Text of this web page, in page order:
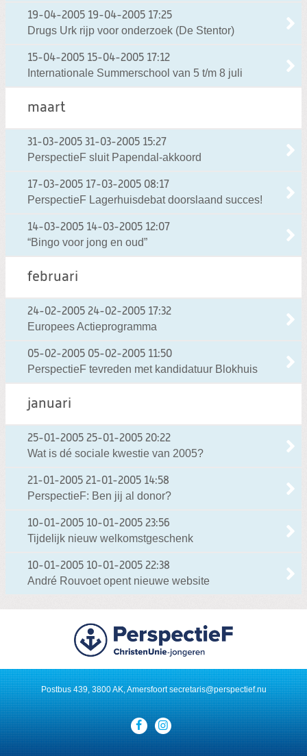
19-04-2005 19-04-2005 17:25
Drugs Urk rijp voor onderzoek (De Stentor)
15-04-2005 15-04-2005 17:12
Internationale Summerschool van 5 t/m 8 juli
maart
31-03-2005 31-03-2005 15:27
PerspectieF sluit Papendal-akkoord
17-03-2005 17-03-2005 08:17
PerspectieF Lagerhuisdebat doorslaand succes!
14-03-2005 14-03-2005 12:07
“Bingo voor jong en oud”
februari
24-02-2005 24-02-2005 17:32
Europees Actieprogramma
05-02-2005 05-02-2005 11:50
PerspectieF tevreden met kandidatuur Blokhuis
januari
25-01-2005 25-01-2005 20:22
Wat is dé sociale kwestie van 2005?
21-01-2005 21-01-2005 14:58
PerspectieF: Ben jij al donor?
10-01-2005 10-01-2005 23:56
Tijdelijk nieuw welkomstgeschenk
10-01-2005 10-01-2005 22:38
André Rouvoet opent nieuwe website
Postbus 439, 3800 AK, Amersfoortsecretaris@perspectief.nu